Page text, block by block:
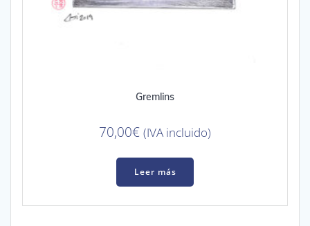
Gremlins
70,00€ (IVA incluido)
Leer más